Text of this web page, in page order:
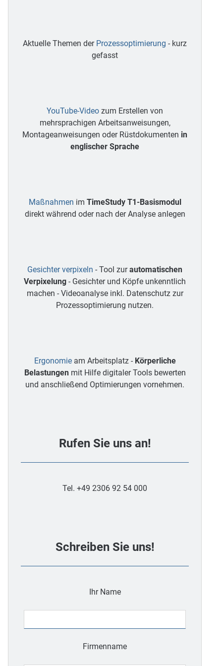
Aktuelle Themen der Prozessoptimierung - kurz
gefasst
YouTube-Video zum Erstellen von
mehrsprachigen Arbeitsanweisungen,
Montageanweisungen oder Rüstdokumenten in
englischer Sprache
Maßnahmen im TimeStudy T1-Basismodul
direkt während oder nach der Analyse anlegen
Gesichter verpixeln - Tool zurautomatischen
Verpixelung - Gesichter und Köpfe unkenntlich
machen - Videoanalyse inkl. Datenschutz zur
Prozessoptimierung nutzen.
Ergonomieam Arbeitsplatz - Körperliche
Belastungenmit Hilfe digitaler Tools bewerten
und anschließend Optimierungen vornehmen.
Rufen Sie uns an!
Tel. +49 2306 92 54 000
Schreiben Sie uns!
Ihr Name
Firmenname